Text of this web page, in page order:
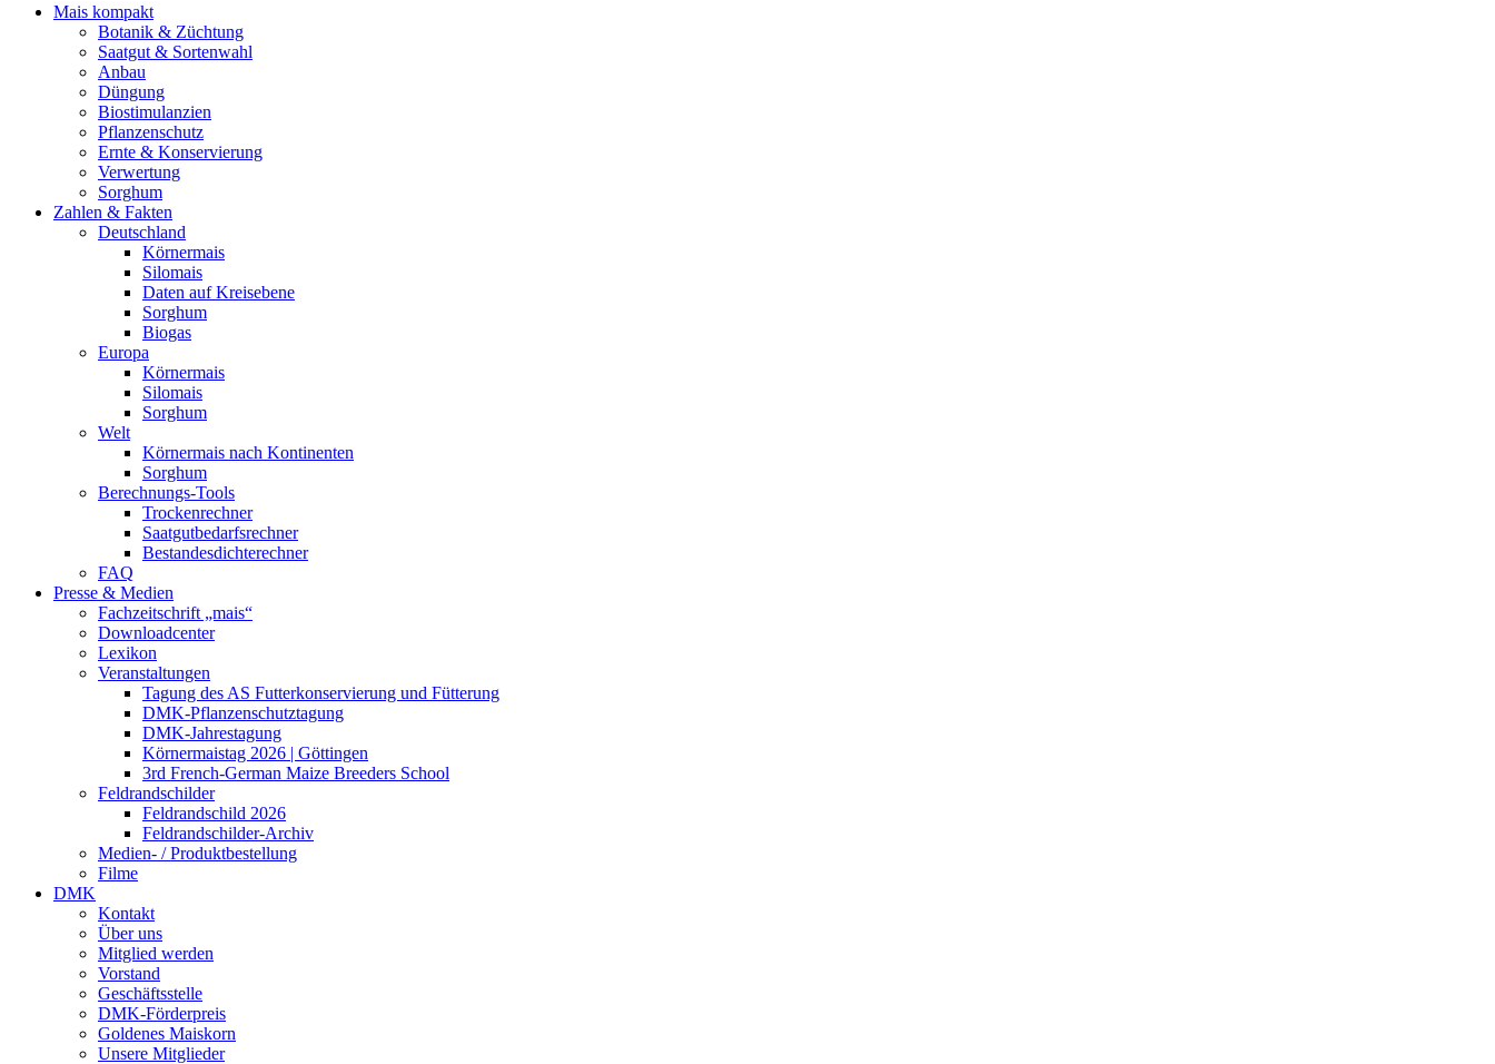
Mais kompakt
Botanik & Züchtung
Saatgut & Sortenwahl
Anbau
Düngung
Biostimulanzien
Pflanzenschutz
Ernte & Konservierung
Verwertung
Sorghum
Zahlen & Fakten
Deutschland
Körnermais
Silomais
Daten auf Kreisebene
Sorghum
Biogas
Europa
Körnermais
Silomais
Sorghum
Welt
Körnermais nach Kontinenten
Sorghum
Berechnungs-Tools
Trockenrechner
Saatgutbedarfsrechner
Bestandesdichterechner
FAQ
Presse & Medien
Fachzeitschrift „mais“
Downloadcenter
Lexikon
Veranstaltungen
Tagung des AS Futterkonservierung und Fütterung
DMK-Pflanzenschutztagung
DMK-Jahrestagung
Körnermaistag 2026 | Göttingen
3rd French-German Maize Breeders School
Feldrandschilder
Feldrandschild 2026
Feldrandschilder-Archiv
Medien- / Produktbestellung
Filme
DMK
Kontakt
Über uns
Mitglied werden
Vorstand
Geschäftsstelle
DMK-Förderpreis
Goldenes Maiskorn
Unsere Mitglieder